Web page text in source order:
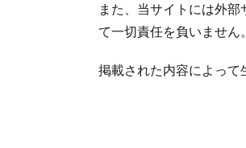
また、当サイトには外
て一切責任を負いません。
掲載された内容によって